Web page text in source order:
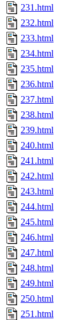
231.html
232.html
233.html
234.html
235.html
236.html
237.html
238.html
239.html
240.html
241.html
242.html
243.html
244.html
245.html
246.html
247.html
248.html
249.html
250.html
251.html